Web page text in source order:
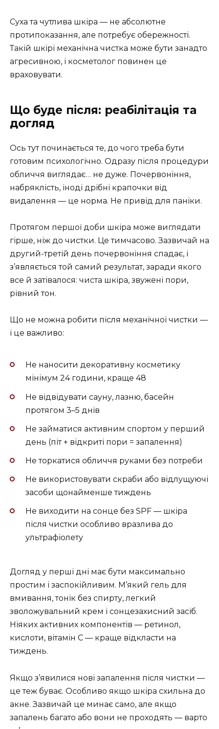
Суха та чутлива шкіра — не абсолютне
протипоказання, але потребує обережності.
Такій шкірі механічна чистка може бути занадто
агресивною, і косметолог повинен це
враховувати.
Що буде після: реабілітація та
догляд
Ось тут починається те, до чого треба бути
готовим психологічно. Одразу після процедури
обличчя виглядає… не дуже. Почервоніння,
набряклість, іноді дрібні крапочки від
видалення — це норма. Не привід для паніки.
Протягом першої доби шкіра може виглядати
гірше, ніж до чистки. Це тимчасово. Зазвичай на
другий-третій день почервоніння спадає, і
з’являється той самий результат, заради якого
все й затівалося: чиста шкіра, звужені пори,
рівний тон.
Що не можна робити після механічної чистки —
і це важливо:
Не наносити декоративну косметику
мінімум 24 години, краще 48
Не відвідувати сауну, лазню, басейн
протягом 3–5 днів
Не займатися активним спортом у перший
день (піт + відкриті пори = запалення)
Не торкатися обличчя руками без потреби
Не використовувати скраби або відлущуючі
засоби щонайменше тиждень
Не виходити на сонце без SPF — шкіра
після чистки особливо вразлива до
ультрафіолету
Догляд у перші дні має бути максимально
простим і заспокійливим. М’який гель для
вмивання, тонік без спирту, легкий
зволожувальний крем і сонцезахисний засіб.
Ніяких активних компонентів — ретинол,
кислоти, вітамін С — краще відкласти на
тиждень.
Якщо з’явилися нові запалення після чистки —
це теж буває. Особливо якщо шкіра схильна до
акне. Зазвичай це минає само, але якщо
запалень багато або вони не проходять — варто